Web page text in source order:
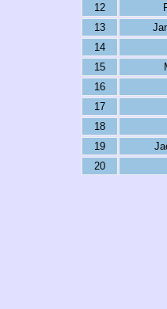
12
13
14
15
16
17
18
19
20